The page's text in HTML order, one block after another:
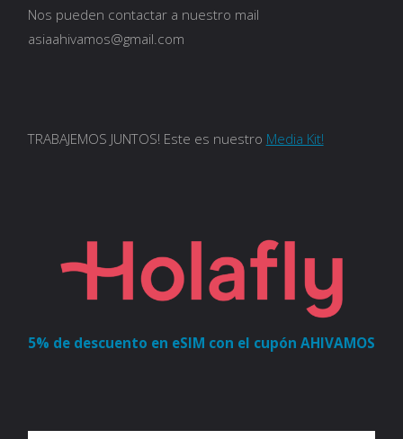
Nos pueden contactar a nuestro mail
asiaahivamos@gmail.com
TRABAJEMOS JUNTOS! Este es nuestro Media Kit!
5% de descuento en eSIM con el cupón AHIVAMOS